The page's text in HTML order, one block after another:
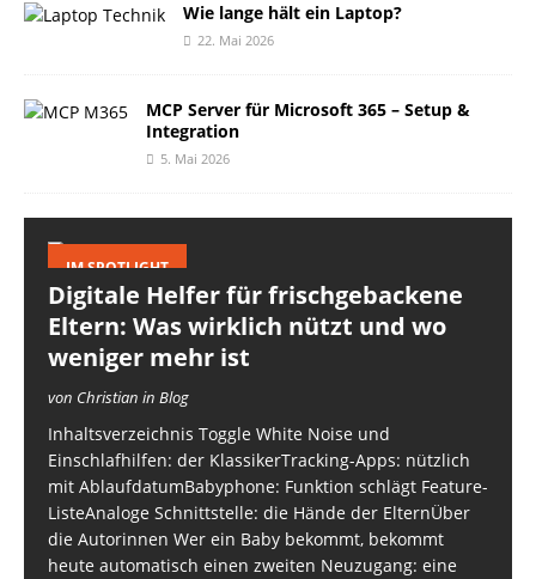
Wie lange hält ein Laptop?
22. Mai 2026
MCP Server für Microsoft 365 – Setup &
Integration
5. Mai 2026
IM SPOTLIGHT
Digitale Helfer für frischgebackene
Eltern: Was wirklich nützt und wo
weniger mehr ist
von Christian in Blog
Inhaltsverzeichnis Toggle White Noise und
Einschlafhilfen: der KlassikerTracking-Apps: nützlich
mit AblaufdatumBabyphone: Funktion schlägt Feature-
ListeAnaloge Schnittstelle: die Hände der ElternÜber
die Autorinnen Wer ein Baby bekommt, bekommt
heute automatisch einen zweiten Neuzugang: eine